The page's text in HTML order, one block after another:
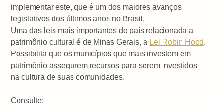
implementar este, que é um dos maiores avanços
legislativos dos últimos anos no Brasil.
Uma das leis mais importantes do país relacionada a
patrimônio cultural é de Minas Gerais, a Lei Robin Hood.
Possibilita que os municípios que mais investem em
patrimônio assegurem recursos para serem investidos
na cultura de suas comunidades.
Consulte: